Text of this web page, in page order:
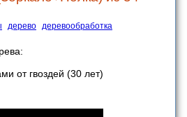
дерево деревообработка
от гвоздей (30 лет)